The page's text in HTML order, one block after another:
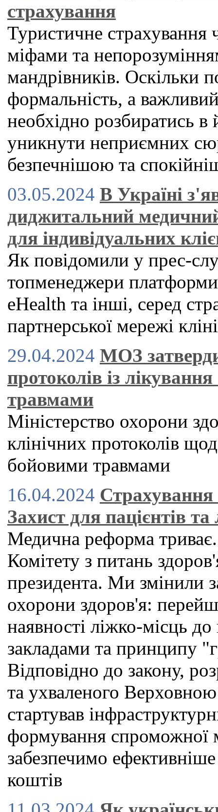
страхування
Туристичне страхування
міфами та
мандрівників. Оскільки
формальність, а
необхідно розбиратись в
уникнути неприємних
безпечнішою та
03.05.2024 В Україні
диджитальний
для індивідуальних
Як повідомили у прес-
топменеджери
eHealth та інші, серед
партнерської мережі
29.04.2024 МОЗ
протоколів із
травмами
Міністерство охорони
клінічних протоколів
бойовими травмами
16.04.2024 Страхування
Захист для пацієнтів та
Медична реформа
Комітету з питань
президента. Ми змінили
охорони здоров'я:
наявності ліжко-місць
закладами та принципу
Відповідно до закону,
та ухваленого
стартував
формування спроможної
забезпечимо
коштів